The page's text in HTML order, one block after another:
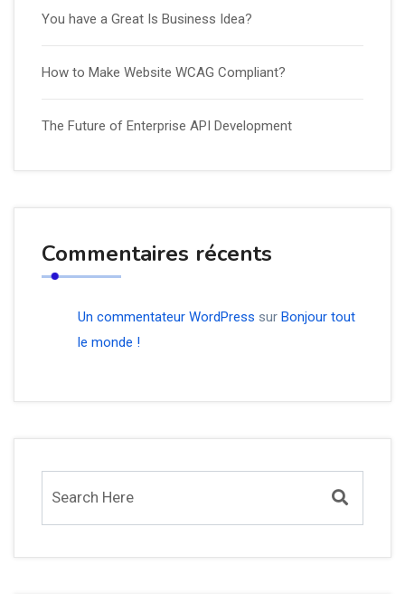
You have a Great Is Business Idea?
How to Make Website WCAG Compliant?
The Future of Enterprise API Development
Commentaires récents
Un commentateur WordPress sur Bonjour tout
le monde !